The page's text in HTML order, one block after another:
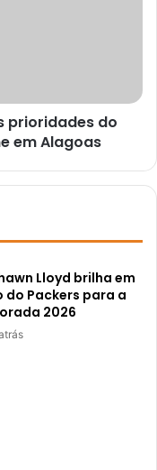
prioridades do
em Alagoas
Lloyd brilha em
do Packers para a
2026